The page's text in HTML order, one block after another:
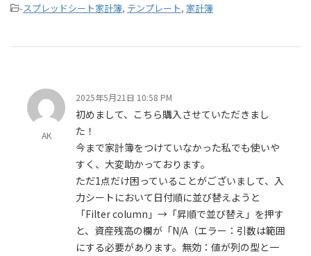
-スプレッドシート家計簿, テンプレート, 家計簿
AK
2025年5月21日 10:58 PM
初めまして、こちら購入させていただきまし
た！
今まで家計簿をつけていなかった私でも使いや
すく、大変助かっております。
ただ1点だけ困っていることがございまして、入
力シートにおいて日付順に並び替えようと
「Filter column」→「昇順で並び替え」を押す
と、資産残高の欄が「N/A（エラー：引数は範囲
にする必要があります。無効：値が列の型と一